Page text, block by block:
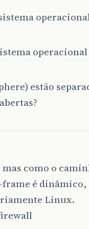
estão
como o
é dinâmico,
Linux.